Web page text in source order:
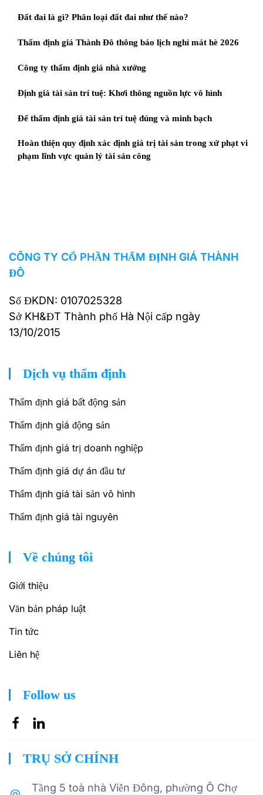
Đất đai là gì? Phân loại đất đai như thế nào?
Thẩm định giá Thành Đô thông báo lịch nghỉ mát hè 2026
Công ty thẩm định giá nhà xưởng
Định giá tài sản trí tuệ: Khơi thông nguồn lực vô hình
Để thẩm định giá tài sản trí tuệ đúng và minh bạch
Hoàn thiện quy định xác định giá trị tài sản trong xử phạt vi
phạm lĩnh vực quản lý tài sản công
CÔNG TY CỔ PHẦN THẨM ĐỊNH GIÁ THÀNH
ĐÔ
Số ĐKDN: 0107025328
Sở KH&ĐT Thành phố Hà Nội cấp ngày
13/10/2015
Dịch vụ thẩm định
Thẩm định giá bất động sản
Thẩm định giá động sản
Thẩm định giá trị doanh nghiệp
Thẩm định giá dự án đầu tư
Thẩm định giá tài sản vô hình
Thẩm định giá tài nguyên
Về chúng tôi
Giới thiệu
Văn bản pháp luật
Tin tức
Liên hệ
Follow us
TRỤ SỞ CHÍNH
Tầng 5 toà nhà Viễn Đông, phường Ô Chợ